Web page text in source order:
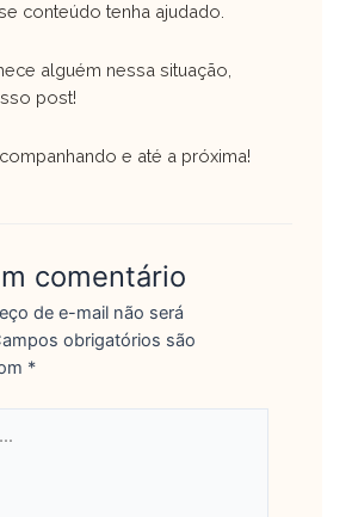
conteúdo tenha ajudado.
alguém nessa situação,
post!
e até a próxima!
comentário
de e-mail não será
obrigatórios são
*